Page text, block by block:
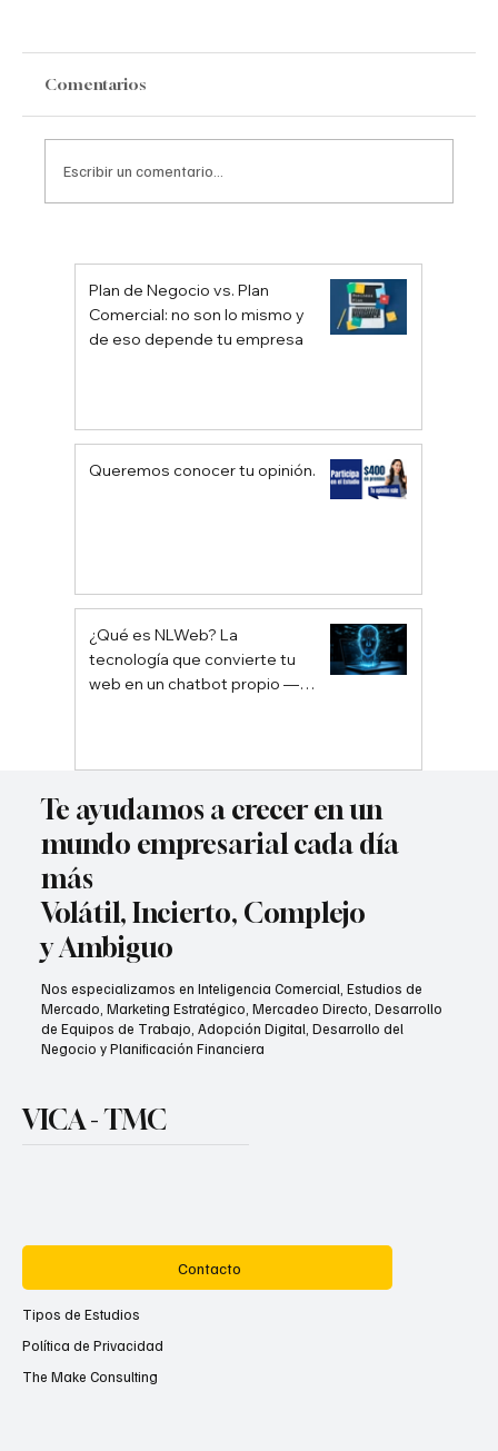
Clara para Construir Direcciones
Empresariales Sólidas
Comentarios
Escribir un comentario...
Plan de Negocio vs. Plan
Comercial: no son lo mismo y
de eso depende tu empresa
Queremos conocer tu opinión.
¿Qué es NLWeb? La
tecnología que convierte tu
web en un chatbot propio —
Te ayudamos a crecer en un
mundo empresarial cada día
más
Volátil, Incierto, Complejo
y Ambiguo
Nos especializamos en Inteligencia Comercial, Estudios de
Mercado, Marketing Estratégico, Mercadeo Directo, Desarrollo
de Equipos de Trabajo, Adopción Digital, Desarrollo del
Negocio y Planificación Financiera
VICA - TMC
Contacto
Tipos de Estudios
Política de Privacidad
The Make Consulting